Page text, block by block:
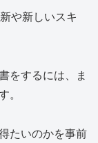
や新しいスキ
をするには、ま
たいのかを事前